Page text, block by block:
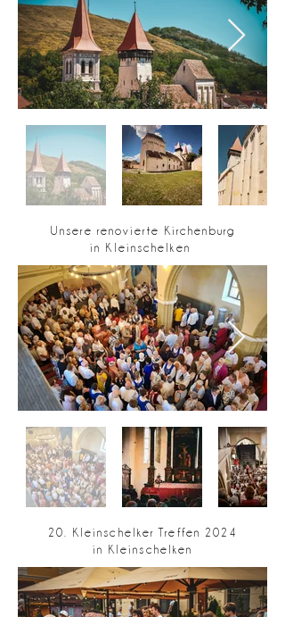
Unsere renovierte Kirchenburg
in Kleinschelken
20. Kleinschelker Treffen 2024
in Kleinschelken